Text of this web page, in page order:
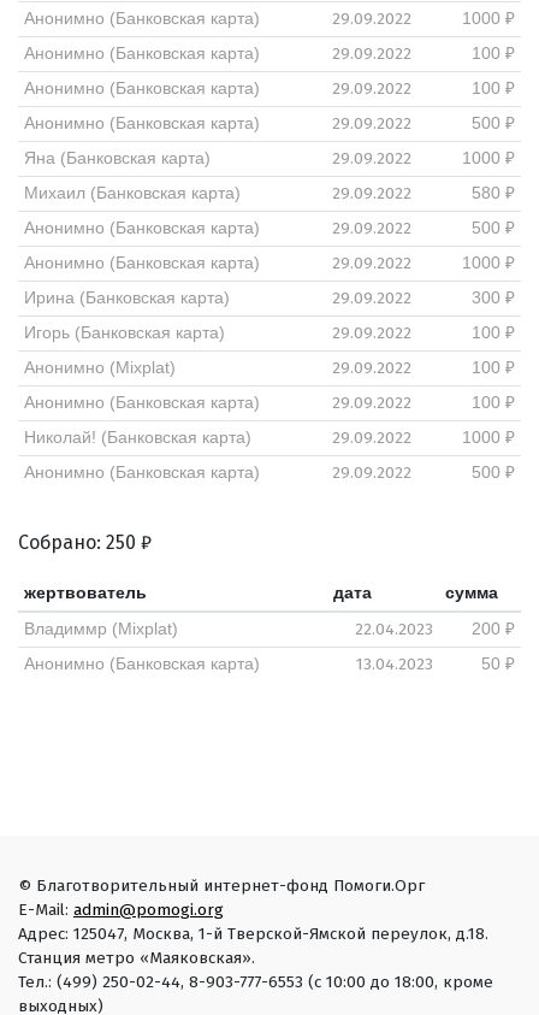
Анонимно (Банковская карта)
29.09.2022
1000 ₽
Анонимно (Банковская карта)
29.09.2022
100 ₽
Анонимно (Банковская карта)
29.09.2022
100 ₽
Анонимно (Банковская карта)
29.09.2022
500 ₽
Яна (Банковская карта)
29.09.2022
1000 ₽
Михаил (Банковская карта)
29.09.2022
580 ₽
Анонимно (Банковская карта)
29.09.2022
500 ₽
Анонимно (Банковская карта)
29.09.2022
1000 ₽
Ирина (Банковская карта)
29.09.2022
300 ₽
Игорь (Банковская карта)
29.09.2022
100 ₽
Анонимно (Mixplat)
29.09.2022
100 ₽
Анонимно (Банковская карта)
29.09.2022
100 ₽
Николай! (Банковская карта)
29.09.2022
1000 ₽
Анонимно (Банковская карта)
29.09.2022 500 ₽
Собрано: 250 ₽
жертвователь дата
сумма
Владиммр (Mixplat)
22.04.2023
200 ₽
Анонимно (Банковская карта)
13.04.2023 50 ₽
© Благотворительный интернет-фонд Помоги.Орг
E-Mail: admin@pomogi.org
Адрес: 125047, Москва, 1-й Тверской-Ямской переулок, д.18.
Станция метро «Маяковская».
Тел.: (499) 250-02-44, 8-903-777-6553 (с 10:00 до 18:00, кроме
выходных)